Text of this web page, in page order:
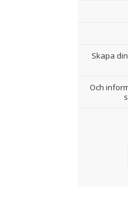
Skapa
Och